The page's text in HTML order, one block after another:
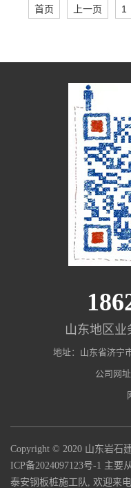
首页 上一页 1
山东地区业
地址：山东省济宁
公司网
Copyright © 2020 山东岩石
ICP备2024097123号-1 主要
泰安钢板桩施工队, 欢迎来电